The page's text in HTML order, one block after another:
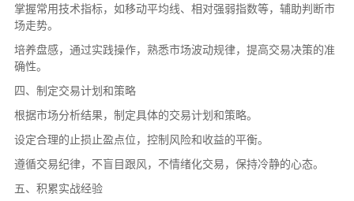
掌握常用技术指标，如移动平均线、相对强弱指数等，辅助判断市
场走势。
培养盘感，通过实践操作，熟悉市场波动规律，提高交易决策的准
确性。
四、制定交易计划和策略
根据市场分析结果，制定具体的交易计划和策略。
设定合理的止损止盈点位，控制风险和收益的平衡。
遵循交易纪律，不盲目跟风，不情绪化交易，保持冷静的心态。
五、积累实战经验